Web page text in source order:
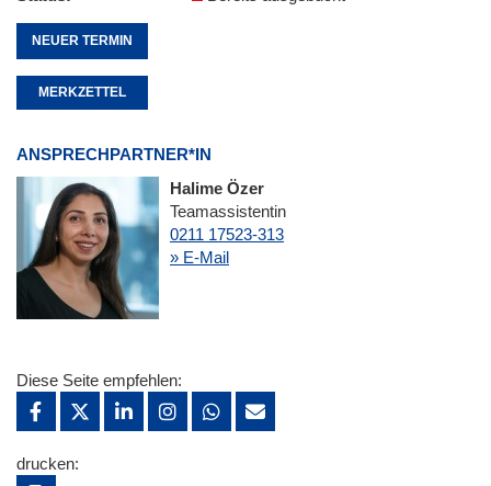
NEUER TERMIN
MERKZETTEL
ANSPRECHPARTNER*IN
Halime Özer
Teamassistentin
0211 17523-313
» E-Mail
Diese Seite empfehlen:
drucken: